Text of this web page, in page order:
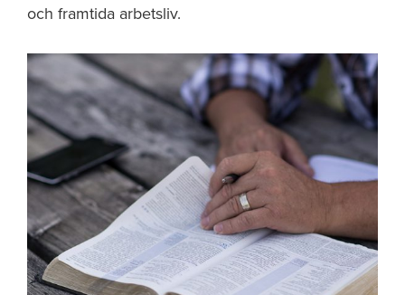
och framtida arbetsliv.